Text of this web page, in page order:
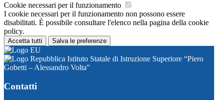
Cookie necessari per il funzionamento
I cookie necessari per il funzionamento non possono essere
disabilitati. È possibile consultare l'elenco nella pagina della cookie
policy.
Accetta tutti Salva le preferenze
Istituto Statale di Istruzione Superiore “Piero
Gobetti – Alessandro Volta”
Contatti